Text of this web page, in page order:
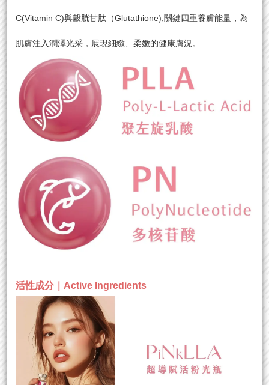
C(Vitamin C)與穀胱甘肽（Glutathione);關鍵四重養膚能量，為
肌膚注入潤澤光采，展現細緻、柔嫩的健康膚況。
活性成分｜Active Ingredients